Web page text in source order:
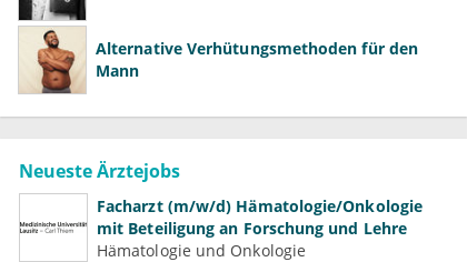
Alternative Verhütungsmethoden für den
Mann
Neueste Ärztejobs
Facharzt (m/w/d) Hämatologie/Onkologie
mit Beteiligung an Forschung und Lehre
Hämatologie und Onkologie